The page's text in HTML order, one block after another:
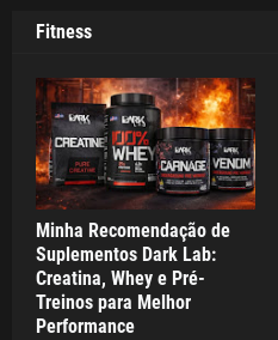
Fitness
Minha Recomendação de
Suplementos Dark Lab:
Creatina, Whey e Pré-
Treinos para Melhor
Performance